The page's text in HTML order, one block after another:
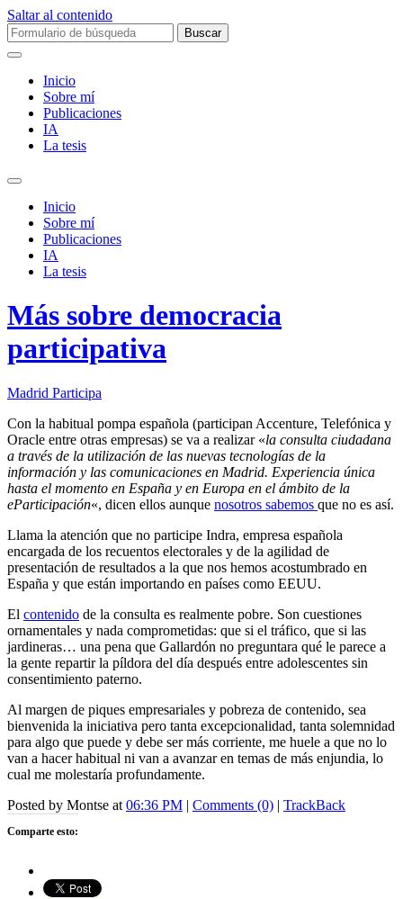
Saltar al contenido
Buscar:
Inicio
Sobre mí­
Publicaciones
IA
La tesis
Alternar
campo
búsqueda
Inicio
Sobre mí­
Publicaciones
IA
La tesis
Más sobre democracia
participativa
Madrid Participa
Con la habitual pompa española (participan Accenture, Telefónica y
Oracle entre otras empresas) se va a realizar «la consulta ciudadana
a través de la utilización de las nuevas tecnologías de la
información y las comunicaciones en Madrid. Experiencia única
hasta el momento en España y en Europa en el ámbito de la
eParticipación«, dicen ellos aunque nosotros sabemos que no es así.
Llama la atención que no participe Indra, empresa española
encargada de los recuentos electorales y de la agilidad de
presentación de resultados a la que nos hemos acostumbrado en
España y que están importando en países como EEUU.
El contenido de la consulta es realmente pobre. Son cuestiones
ornamentales y nada comprometidas: que si el tráfico, que si las
jardineras… una pena que Gallardón no preguntara qué le parece a
la gente repartir la píldora del día después entre adolescentes sin
consentimiento paterno.
Al margen de piques empresariales y pobreza de contenido, sea
bienvenida la iniciativa pero tanta excepcionalidad, tanta solemnidad
para algo que puede y debe ser más corriente, me huele a que no lo
van a hacer habitual ni van a avanzar en temas de más enjundia, lo
cual me molestaría profundamente.
Posted by Montse at 06:36 PM | Comments (0) | TrackBack
Comparte esto: